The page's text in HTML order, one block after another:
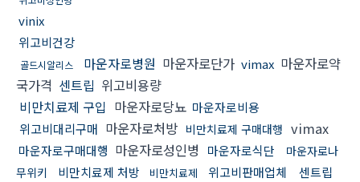
vinix
위고비건강
골드시알리스 마운자로병원 마운자로단가 vimax 마운자로약
국가격 센트립 위고비용량
비만치료제 구입 마운자로당뇨 마운자로비용
위고비대리구매 마운자로처방 비만치료제 구매대행 vimax
마운자로구매대행 마운자로성인병 마운자로식단
마운자로나
무위키
비만치료제 처방 비만치료제 위고비판매업체 센트립